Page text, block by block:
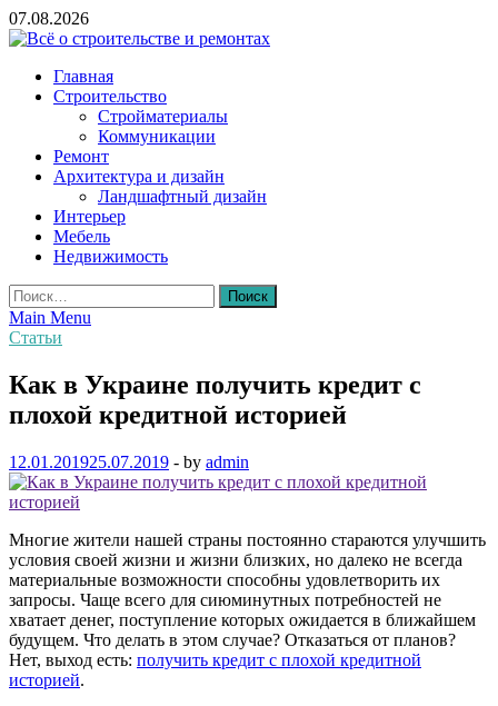
Skip
to
07.08.2026
Всё о строительстве и ремонтах
Главная
Строительство
Стройматериалы
Коммуникации
Ремонт
Архитектура и дизайн
Ландшафтный дизайн
Интерьер
Мебель
Недвижимость
Найти:
Main Menu
Статьи
Как в Украине получить кредит с
плохой кредитной историей
12.01.201925.07.2019 - by admin
Многие жители нашей страны постоянно стараются улучшить
условия своей жизни и жизни близких, но далеко не всегда
материальные возможности способны удовлетворить их
запросы. Чаще всего для сиюминутных потребностей не
хватает денег, поступление которых ожидается в ближайшем
будущем. Что делать в этом случае? Отказаться от планов?
Нет, выход есть: получить кредит с плохой кредитной
историей.